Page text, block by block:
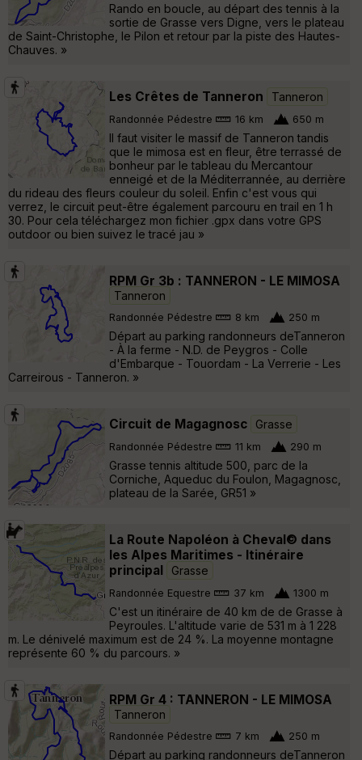
Rando en boucle, au départ des tennis à la
sortie de Grasse vers Digne, vers le plateau
de Saint-Christophe, le Pilon et retour par la piste des Hautes-
Chauves. »
Les Crêtes de Tanneron Tanneron
Randonnée Pédestre 16 km 650 m
Il faut visiter le massif de Tanneron tandis
que le mimosa est en fleur, être terrassé de
bonheur par le tableau du Mercantour
enneigé et de la Méditerrannée, au derrière
du rideau des fleurs couleur du soleil. Enfin c'est vous qui
verrez, le circuit peut-être également parcouru en trail en 1 h
30. Pour cela téléchargez mon fichier .gpx dans votre GPS
outdoor ou bien suivez le tracé jau »
RPM Gr 3b : TANNERON - LE MIMOSA
Tanneron
Randonnée Pédestre 8 km 250 m
Départ au parking randonneurs deTanneron
- À la ferme - N.D. de Peygros - Colle
d'Embarque - Touordam - La Verrerie - Les
Carreirous - Tanneron. »
Circuit de Magagnosc Grasse
Randonnée Pédestre 11 km 290 m
Grasse tennis altitude 500, parc de la
Corniche, Aqueduc du Foulon, Magagnosc,
plateau de la Sarée, GR51 »
La Route Napoléon à Cheval© dans
les Alpes Maritimes - Itinéraire
principal
Grasse
Randonnée Equestre 37 km 1300 m
C'est un itinéraire de 40 km de de Grasse à
Peyroules. L'altitude varie de 531 m à 1 228
m. Le dénivelé maximum est de 24 %. La moyenne montagne
représente 60 % du parcours. »
RPM Gr 4 : TANNERON - LE MIMOSA
Tanneron
Randonnée Pédestre 7 km 250 m
Départ au parking randonneurs deTanneron